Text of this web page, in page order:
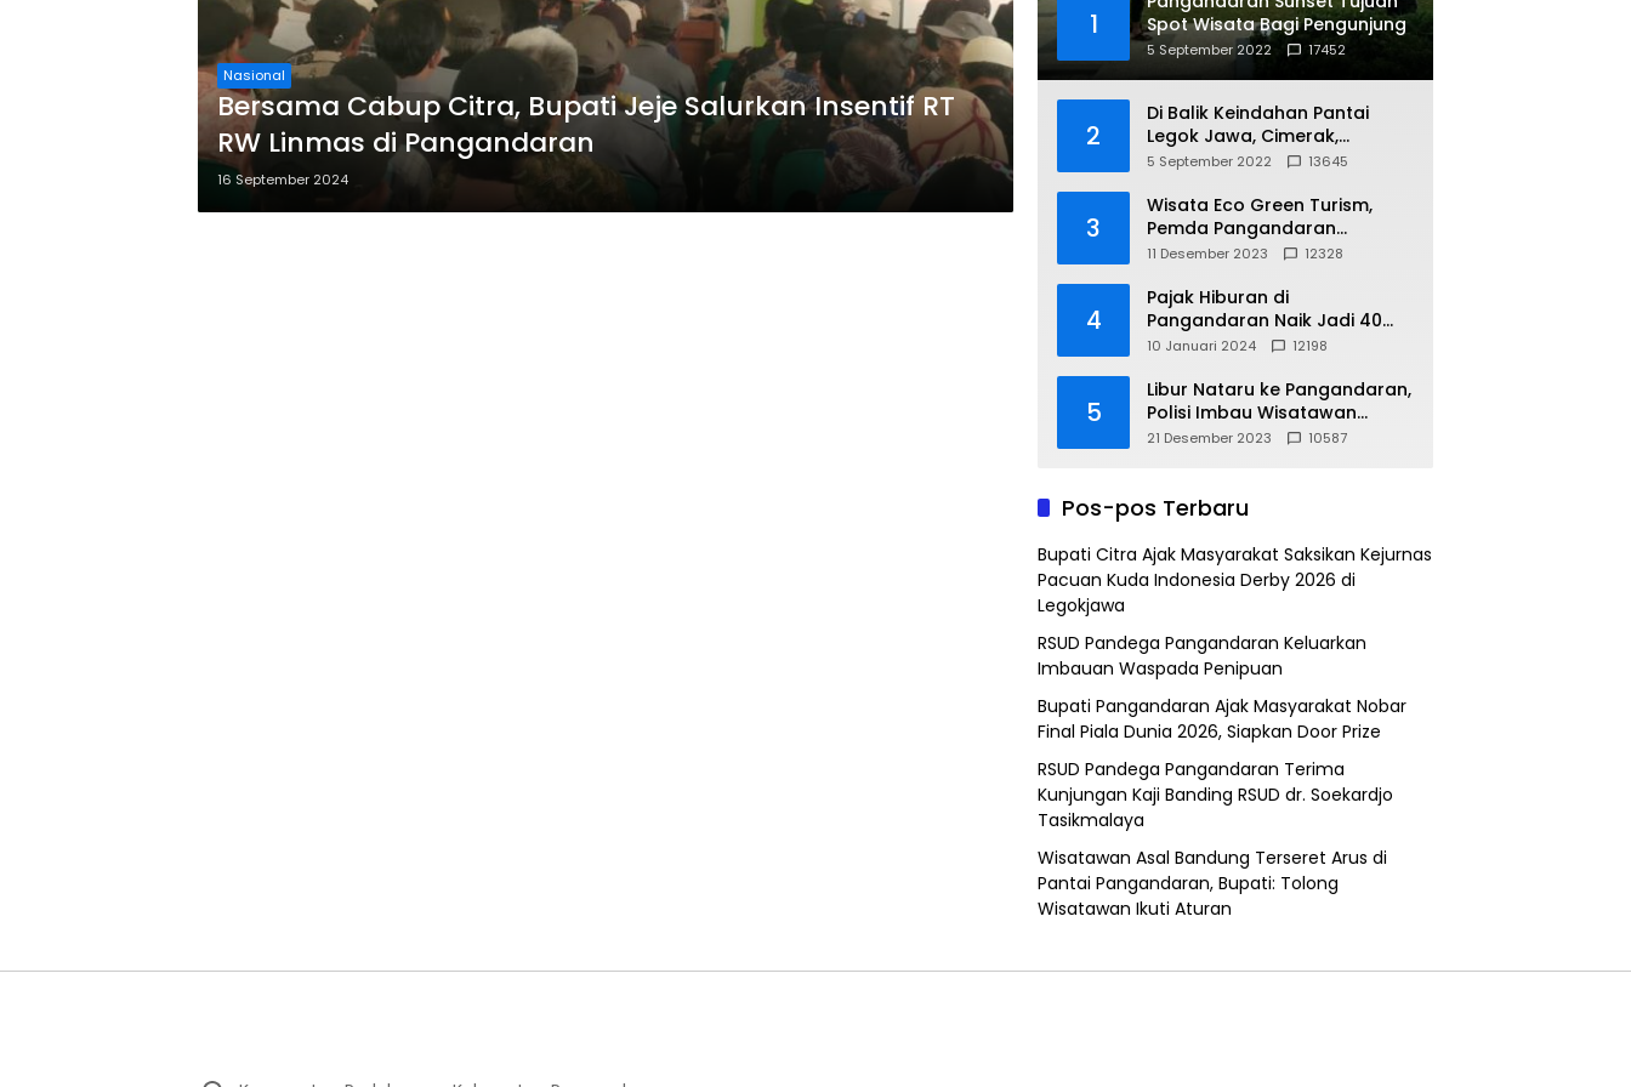
Nasional
Bersama Cabup Citra, Bupati Jeje Salurkan Insentif RT
RW Linmas di Pangandaran
16 September 2024
1
Spot Wisata Bagi Pengunjung
5 September 2022 17452
2
Di Balik Keindahan Pantai
Legok Jawa, Cimerak,
Pangandaran
5 September 2022 13645
3
Wisata Eco Green Turism,
Pemda Pangandaran
Gandeng PLN
11 Desember 2023 12328
4
Pajak Hiburan di
Pangandaran Naik Jadi 40
Persen
10 Januari 2024 12198
5
Libur Nataru ke Pangandaran,
Polisi Imbau Wisatawan
Gunakan Jalur Arteri
21 Desember 2023 10587
Pos-pos Terbaru
Bupati Citra Ajak Masyarakat Saksikan Kejurnas
Pacuan Kuda Indonesia Derby 2026 di
Legokjawa
RSUD Pandega Pangandaran Keluarkan
Imbauan Waspada Penipuan
Bupati Pangandaran Ajak Masyarakat Nobar
Final Piala Dunia 2026, Siapkan Door Prize
RSUD Pandega Pangandaran Terima
Kunjungan Kaji Banding RSUD dr. Soekardjo
Tasikmalaya
Wisatawan Asal Bandung Terseret Arus di
Pantai Pangandaran, Bupati: Tolong
Wisatawan Ikuti Aturan